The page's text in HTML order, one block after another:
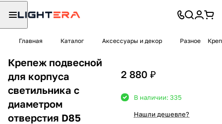
Главная Каталог Аксессуары и декор Разное
Крепеж подвесной
для корпуса
светильника с
диаметром
отверстия D85
2 880 ₽
В наличии: 335
Нашли дешевле?